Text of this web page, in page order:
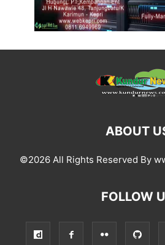
ABOUT
©2026 All Rights Reserved By
FOLLOW